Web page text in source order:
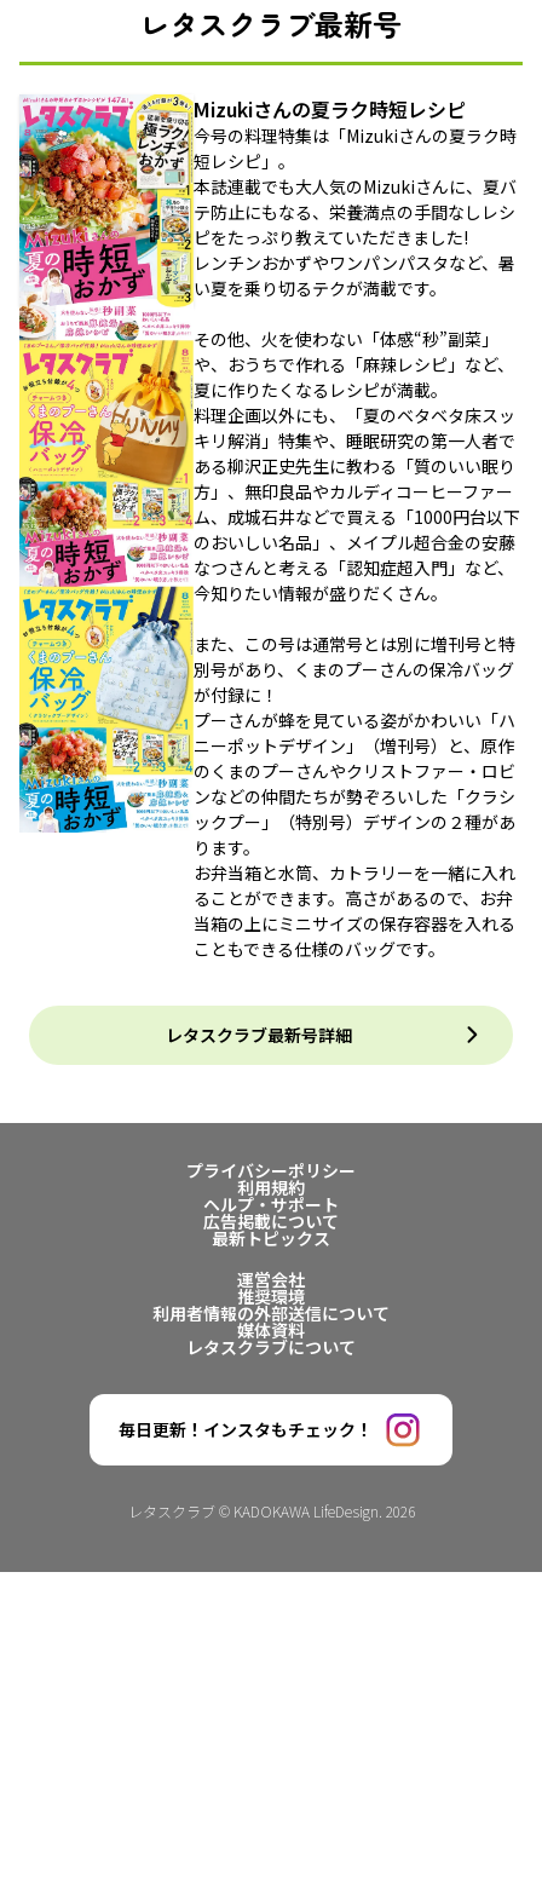
レタスクラブ最新号
Mizukiさんの夏ラク時短レシピ
今号の料理特集は「Mizukiさんの夏ラク時
短レシピ」。
本誌連載でも大人気のMizukiさんに、夏バ
テ防止にもなる、栄養満点の手間なしレシ
ピをたっぷり教えていただきました!
レンチンおかずやワンパンパスタなど、暑
い夏を乗り切るテクが満載です。
その他、火を使わない「体感“秒”副菜」
や、おうちで作れる「麻辣レシピ」など、
夏に作りたくなるレシピが満載。
料理企画以外にも、「夏のベタベタ床スッ
キリ解消」特集や、睡眠研究の第一人者で
ある柳沢正史先生に教わる「質のいい眠り
方」、無印良品やカルディコーヒーファー
ム、成城石井などで買える「1000円台以下
のおいしい名品」、メイプル超合金の安藤
なつさんと考える「認知症超入門」など、
今知りたい情報が盛りだくさん。
また、この号は通常号とは別に増刊号と特
別号があり、くまのプーさんの保冷バッグ
が付録に！
プーさんが蜂を見ている姿がかわいい「ハ
ニーポットデザイン」（増刊号）と、原作
のくまのプーさんやクリストファー・ロビ
ンなどの仲間たちが勢ぞろいした「クラシ
ックプー」（特別号）デザインの２種があ
ります。
お弁当箱と水筒、カトラリーを一緒に入れ
ることができます。高さがあるので、お弁
当箱の上にミニサイズの保存容器を入れる
こともできる仕様のバッグです。
レタスクラブ最新号詳細
プライバシーポリシー
利用規約
ヘルプ・サポート
広告掲載について
最新トピックス
運営会社
推奨環境
利用者情報の外部送信について
媒体資料
レタスクラブについて
毎日更新！インスタもチェック！
レタスクラブ © KADOKAWA LifeDesign. 2026